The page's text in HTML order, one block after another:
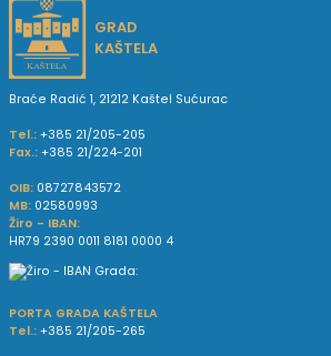
GRAD
KAŠTELA
Braće Radić 1, 21212 Kaštel Sućurac
Tel.: +385 21/205-205
Fax.: +385 21/224-201
OIB: 08727843572
MB: 02580993
Žiro - IBAN:
HR79 2390 0011 8181 0000 4
PORTA GRADA KAŠTELA
Tel.: +385 21/205-265